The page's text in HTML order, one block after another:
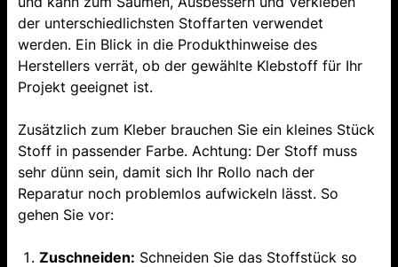
der unterschiedlichsten Stoffarten verwendet
werden. Ein Blick in die Produkthinweise des
Herstellers verrät, ob der gewählte Klebstoff für Ihr
Projekt geeignet ist.
Zusätzlich zum Kleber brauchen Sie ein kleines Stück
Stoff in passender Farbe. Achtung: Der Stoff muss
sehr dünn sein, damit sich Ihr Rollo nach der
Reparatur noch problemlos aufwickeln lässt. So
gehen Sie vor:
Zuschneiden: Schneiden Sie das Stoffstück so